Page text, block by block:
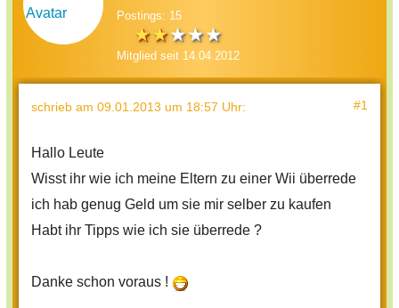
Postings: 15
Mitglied seit 14.04.2012
schrieb am 09.01.2013 um 18:57 Uhr: #1
Hallo Leute
Wisst ihr wie ich meine Eltern zu einer Wii überrede
ich hab genug Geld um sie mir selber zu kaufen
Habt ihr Tipps wie ich sie überrede ?
Danke schon voraus !